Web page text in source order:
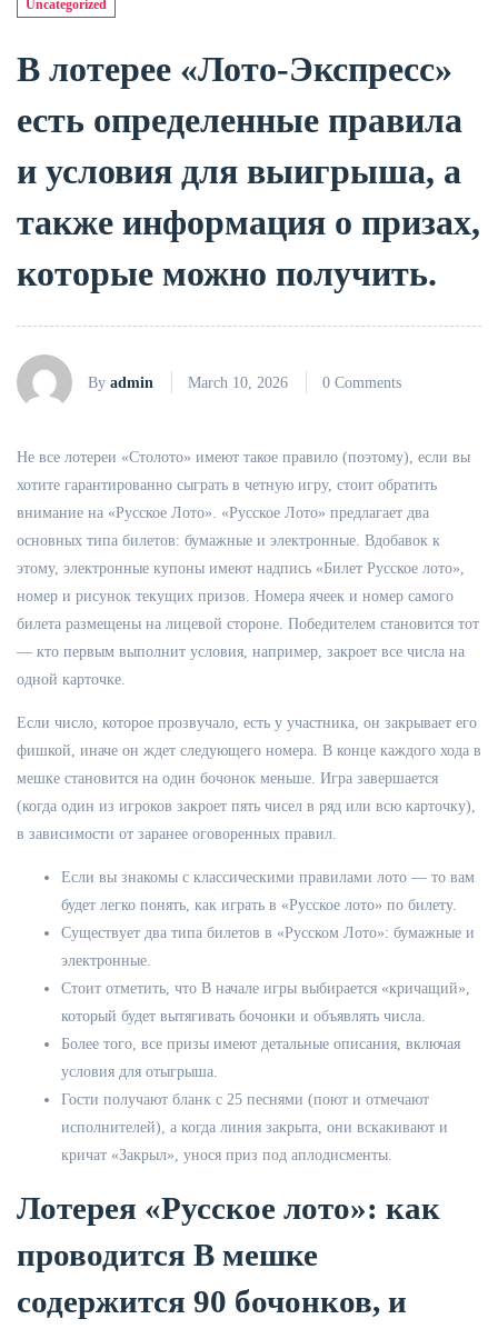
Uncategorized
В лотерее «Лото-Экспресс»
есть определенные правила
и условия для выигрыша, а
также информация о призах,
которые можно получить.
By admin March 10, 2026 0 Comments
Не все лотереи «Столото» имеют такое правило (поэтому), если вы
хотите гарантированно сыграть в четную игру, стоит обратить
внимание на «Русское Лото». «Русское Лото» предлагает два
основных типа билетов: бумажные и электронные. Вдобавок к
этому, электронные купоны имеют надпись «Билет Русское лото»,
номер и рисунок текущих призов. Номера ячеек и номер самого
билета размещены на лицевой стороне. Победителем становится тот
— кто первым выполнит условия, например, закроет все числа на
одной карточке.
Если число, которое прозвучало, есть у участника, он закрывает его
фишкой, иначе он ждет следующего номера. В конце каждого хода в
мешке становится на один бочонок меньше. Игра завершается
(когда один из игроков закроет пять чисел в ряд или всю карточку),
в зависимости от заранее оговоренных правил.
Если вы знакомы с классическими правилами лото — то вам
будет легко понять, как играть в «Русское лото» по билету.
Существует два типа билетов в «Русском Лото»: бумажные и
электронные.
Стоит отметить, что В начале игры выбирается «кричащий»,
который будет вытягивать бочонки и объявлять числа.
Более того, все призы имеют детальные описания, включая
условия для отыгрыша.
Гости получают бланк с 25 песнями (поют и отмечают
исполнителей), а когда линия закрыта, они вскакивают и
кричат «Закрыл», унося приз под аплодисменты.
Лотерея «Русское лото»: как
проводится В мешке
содержится 90 бочонков, и